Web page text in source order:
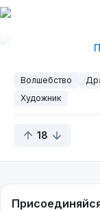
Волшебство
Художник
18